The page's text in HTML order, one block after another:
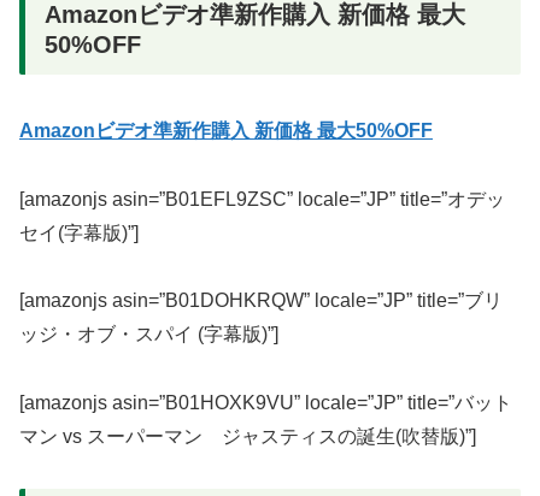
Amazonビデオ準新作購入 新価格 最大
50%OFF
Amazonビデオ準新作購入 新価格 最大50%OFF
[amazonjs asin=”B01EFL9ZSC” locale=”JP” title=”オデッ
セイ(字幕版)”]
[amazonjs asin=”B01DOHKRQW” locale=”JP” title=”ブリ
ッジ・オブ・スパイ (字幕版)”]
[amazonjs asin=”B01HOXK9VU” locale=”JP” title=”バット
マン vs スーパーマン ジャスティスの誕生(吹替版)”]